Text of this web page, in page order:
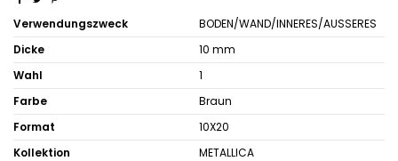
Verwendungszweck
BODEN/WAND/INNERES/AUSSERES
Dicke
10 mm
Wahl
1
Farbe
Braun
Format
10X20
Kollektion
METALLICA